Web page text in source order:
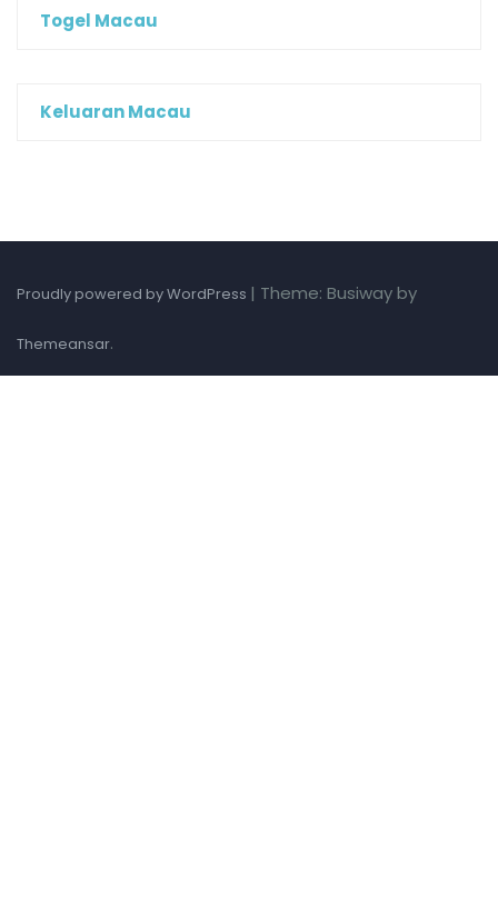
Togel Macau
Keluaran Macau
Proudly powered by WordPress | Theme: Busiway by
Themeansar.